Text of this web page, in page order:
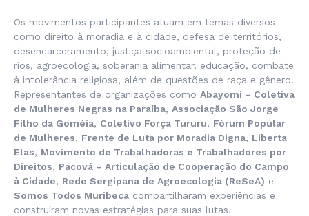
Os movimentos participantes atuam em temas diversos
como direito à moradia e à cidade, defesa de territórios,
desencarceramento, justiça socioambiental, proteção de
rios, agroecologia, soberania alimentar, educação, combate
à intolerância religiosa, além de questões de raça e gênero.
Representantes de organizações como Abayomi – Coletiva
de Mulheres Negras na Paraíba, Associação São Jorge
Filho da Goméia, Coletivo Força Tururu, Fórum Popular
de Mulheres, Frente de Luta por Moradia Digna, Liberta
Elas, Movimento de Trabalhadoras e Trabalhadores por
Direitos, Pacová – Articulação de Cooperação do Campo
à Cidade, Rede Sergipana de Agroecologia (ReSeA) e
Somos Todos Muribeca compartilharam experiências e
construíram novas estratégias para suas lutas.